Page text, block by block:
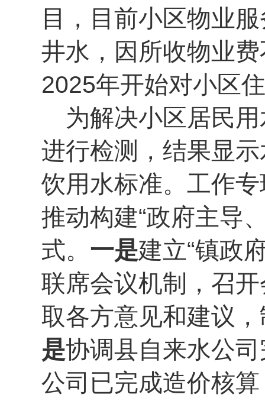
目，目前小区物业
井水，因所收物业
2025年开始对小区
为解决小区居民
进行检测，结果显
饮用水标准。工作
推动构建“政府主导
式。 一是建立“镇政
联席会议机制，召
取各方意见和建议
是协调县自来水公
公司已完成造价核